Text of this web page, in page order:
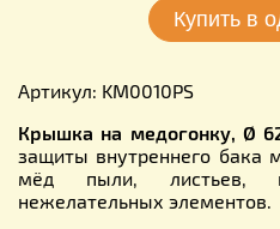
Артикул: KM0010PS
Крышка на медогонку, Ø
защиты внутреннего бака
мёд пыли, листьев,
нежелательных элементов.